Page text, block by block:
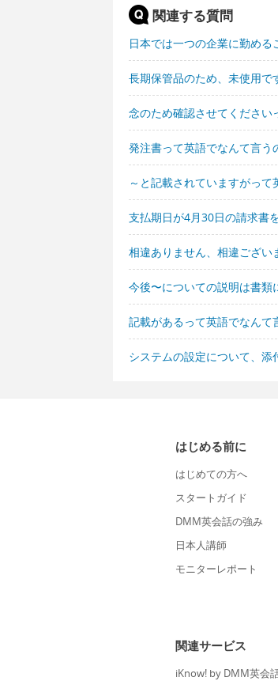
関連する質問
日本では一つの企業に勤め
長期保管品のため、未使用で
念のため確認させてください
発注書って英語でなんて言う
～と記載されていますがって
支払期日が4月30日の請求書
相違ありません、相違ござい
今後〜についての説明は書類
記載があるって英語でなんて
システムの設定について、
はじめる前に
はじめての方へ
スタートガイド
DMM英会話の強み
日本人講師
モニターレポート
関連サービス
iKnow! by DMM英会